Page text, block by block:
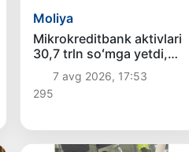
Moliya
Mikrokreditbank aktivlari
30,7 trln soʻmga yetdi,
Fitch reytingni BB
darajasiga oshirdi
7 avg 2026, 17:53
295